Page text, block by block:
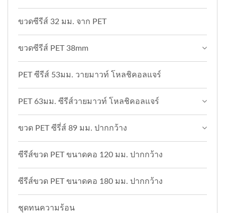
ขวดซีรีส์ 32 มม. จาก PET
ขวดซีรีส์ PET 38mm
PET ซีรีส์ 53มม. วายมาวท์ โหลชิคอลแจร์
PET 63มม. ซีรีส์วายมาวท์ โหลชิคอลแจร์
ขวด PET ซีรี่ส์ 89 มม. ปากกว้าง
ซีรีส์ขวด PET ขนาดคอ 120 มม. ปากกว้าง
ซีรีส์ขวด PET ขนาดคอ 180 มม. ปากกว้าง
ชุดทนความร้อน